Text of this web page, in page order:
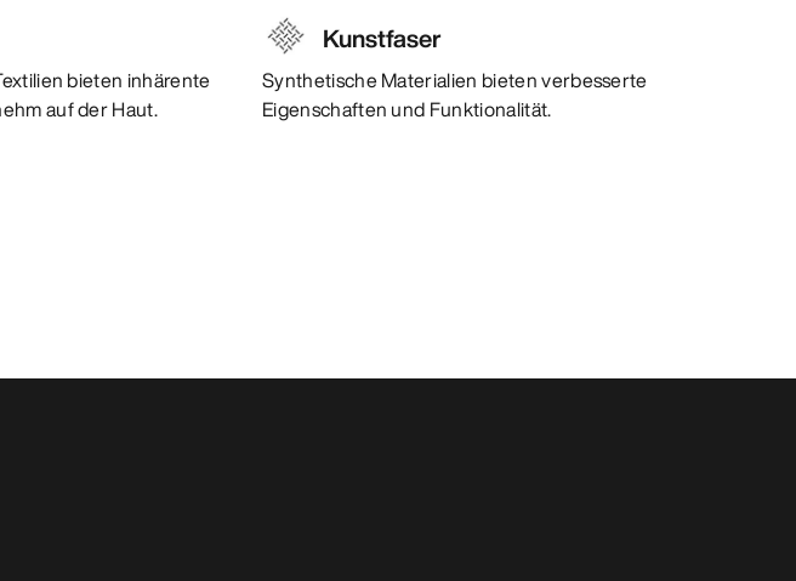
bieten inhärente
auf der Haut.
Kunstfaser
Synthetische Materialien bieten verbesserte
Eigenschaften und Funktionalität.